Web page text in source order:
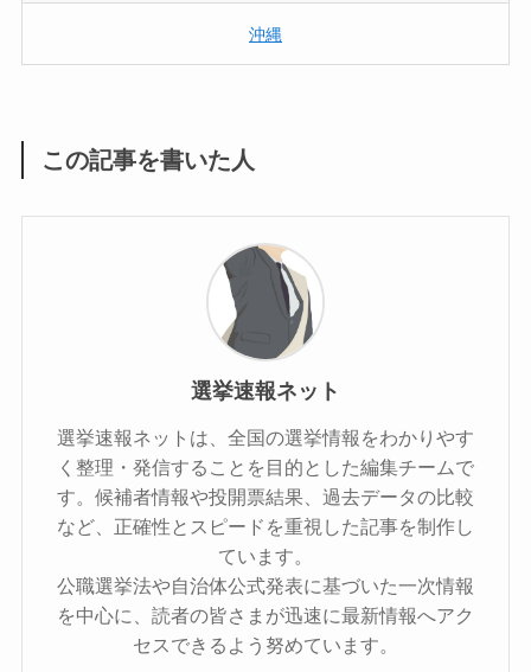
沖縄
この記事を書いた人
選挙速報ネット
選挙速報ネットは、全国の選挙情報をわかりやす
く整理・発信することを目的とした編集チームで
す。候補者情報や投開票結果、過去データの比較
など、正確性とスピードを重視した記事を制作し
ています。
公職選挙法や自治体公式発表に基づいた一次情報
を中心に、読者の皆さまが迅速に最新情報へアク
セスできるよう努めています。